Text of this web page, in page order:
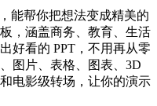
能帮你把想法变成精美的
，涵盖商务、教育、生活
好看的 PPT，不用再从零
图片、表格、图表、3D
电影级转场，让你的演示